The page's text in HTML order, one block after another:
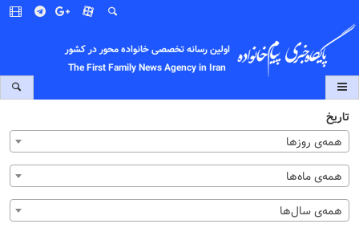
اولین رسانه تخصصی خانواده محور در کشور
The First Family News Agency in Iran
تاریخ
همه‌ی روزها
همه‌ی ماه‌ها
همه‌ی سال‌ها